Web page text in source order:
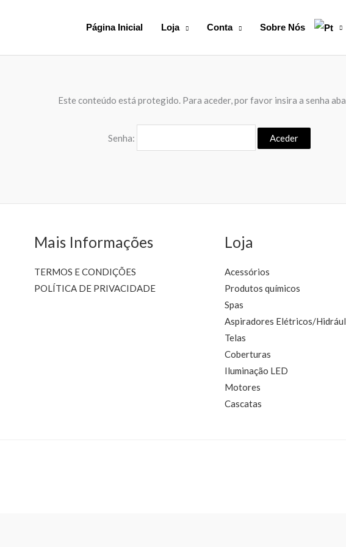
Página Inicial Loja Conta Sobre Nós
Este conteúdo está protegido. Para aceder, por favor insira a senha
Senha:
Mais Informações
TERMOS E CONDIÇÕES
POLÍTICA DE PRIVACIDADE
Loja
Acessórios
Produtos químicos
Spas
Aspiradores Elétricos/
Telas
Coberturas
Iluminação LED
Motores
Cascatas